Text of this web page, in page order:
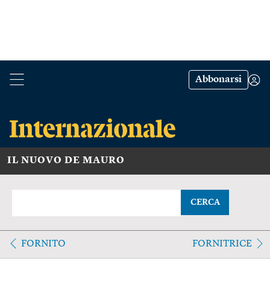
Abbonarsi
IL NUOVO DE MAURO
CERCA
FORNITO FORNITRICE